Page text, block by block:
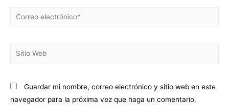
Guardar mi nombre, correo electrónico y sitio web en este
navegador para la próxima vez que haga un comentario.